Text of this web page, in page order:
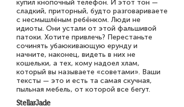
купил кнопочный телефон. И этот тон —
сладкий, приторный, будто разговариваете
с несмышлёным ребёнком. Люди не
идиоты. Они устали от этой фальшивой
патоки. Хотите привлечь? Перестаньте
сочинять убаюкивающую ерунду и
начните, наконец, видеть в них не
кошельки, а тех, кому надоел хлам,
который вы называете «советами». Ваши
тексты — это и есть та самая скучная,
пыльная мебель, от которой все бегут.
StellarJade